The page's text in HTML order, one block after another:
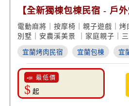
【全新獨棟包棟民宿 - 戶
計美學】
電動麻將｜按摩椅｜親子遊戲｜
別墅｜安農溪美景 ｜家庭親子｜
薦
宜蘭烤肉民宿 宜蘭包棟 宜
📣 最低價
$ 起